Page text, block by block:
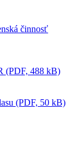
činnosť
(PDF, 488 kB)
(PDF, 50 kB)